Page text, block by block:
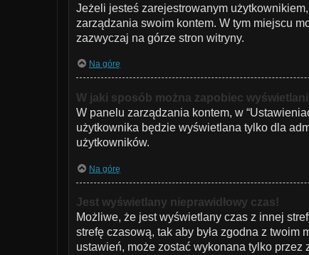
Jeżeli jesteś zarejestrowanym
zarządzania swoim kontem. W tym miejscu
zazwyczaj na górze stron witryny.
Na górę
W jaki sposób można zapobiec
W panelu zarządzania kontem, w
użytkownika będzie wyświetlana tylko dla
użytkowników.
Na górę
Jest wyświetlany nieprawidłowy czas!
Możliwe, że jest wyświetlany czas z innej
strefę czasową, tak aby była zgodna z
ustawień, może zostać wykonana tylko